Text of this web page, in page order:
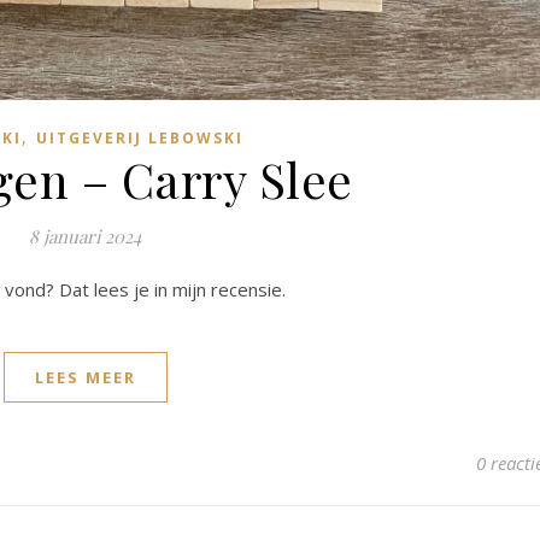
, UITGEVERIJ LEBOWSKI
– Carry Slee
8 januari 2024
Dat lees je in mijn recensie.
LEES MEER
0